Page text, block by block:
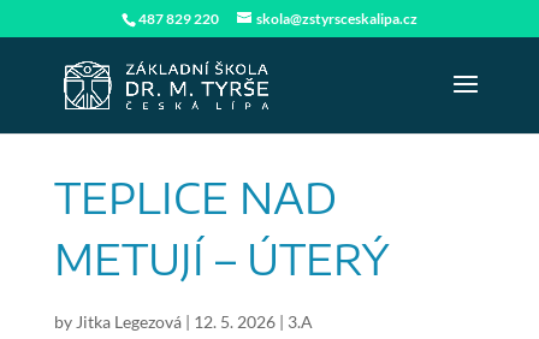
487 829 220 skola@zstyrsceskalipa.cz
TEPLICE NAD
METUJÍ – ÚTERÝ
by Jitka Legezová| 12. 5. 2026| 3.A